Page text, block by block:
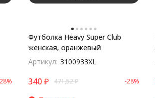
Футболка Heavy Super Club
женская, оранжевый
Артикул: 3100933XL
340₽ 471,52₽ -28%